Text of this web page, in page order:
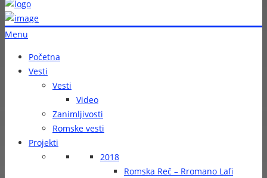
Menu
Početna
Vesti
Vesti
Video
Zanimljivosti
Romske vesti
Projekti
2018
Romska Reč – Rromano Lafi